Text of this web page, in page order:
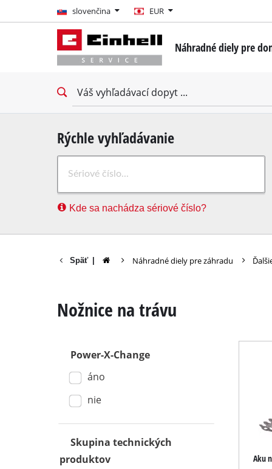
slovenčina
slovenčina EUR
EUR
GBP
CZK
Náhradné diely pre
Mini skrutkovače
Vŕtacie príklepové
Nárazové uťahováky
Skrutkovače na
Vŕtacie kladivá
Búracie kladivá
Príklepové vŕtačky
Stacionárne vŕtačky
Univerzálne píly
Rýchle vyhľadávanie
Kde sa nachádza sériové číslo?
Späť Náhradné diely pre záhradu
Nožnice na trávu
Power-X-Change
áno
nie
Skupina technických
produktov
Aku